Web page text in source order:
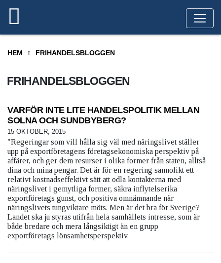
HEM FRIHANDELSBLOGGEN
FRIHANDELSBLOGGEN
VARFÖR INTE LITE HANDELSPOLITIK MELLAN
SOLNA OCH SUNDBYBERG?
15 OKTOBER, 2015
"Regeringar som vill hålla sig väl med näringslivet ställer
upp på exportföretagens företagsekonomiska perspektiv på
affärer, och ger dem resurser i olika former från staten, alltså
dina och mina pengar. Det är för en regering sannolikt ett
relativt kostnadseffektivt sätt att odla kontakterna med
näringslivet i gemytliga former, säkra inflytelserika
exportföretags gunst, och positiva omnämnande när
näringslivets tungviktare möts. Men är det bra för Sverige?
Landet ska ju styras utifrån hela samhällets intresse, som är
både bredare och mera långsiktigt än en grupp
exportföretags lönsamhetsperspektiv.